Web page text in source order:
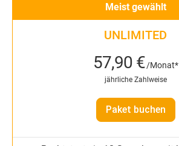
Meist gewählt
UNLIMITED
57,90 € /Monat*
jährliche Zahlweise
Paket buchen